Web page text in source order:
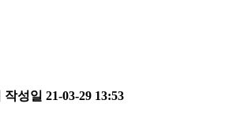
작성일 21-03-29 13:53